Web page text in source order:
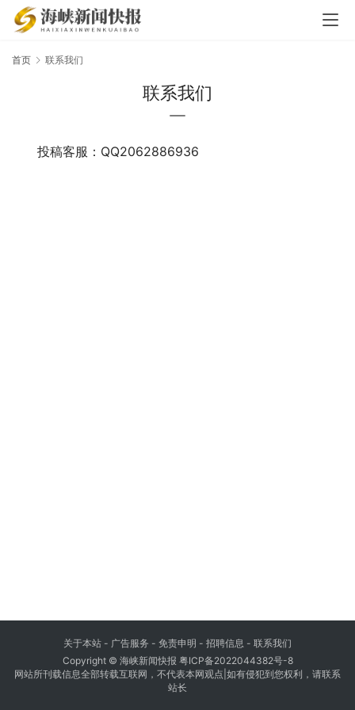
首页 联系我们
联系我们
投稿客服：QQ2062886936
关于本站 - 广告服务 - 免责申明 - 招聘信息 - 联系我们
Copyright © 海峡新闻快报 粤ICP备2022044382号-8
网站所刊载信息全部转载互联网，不代表本网观点|如有侵犯到您权利，请联系
站长